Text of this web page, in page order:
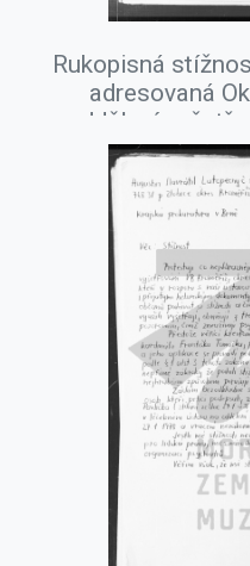
Rukopisná
adresovaná
oddělení